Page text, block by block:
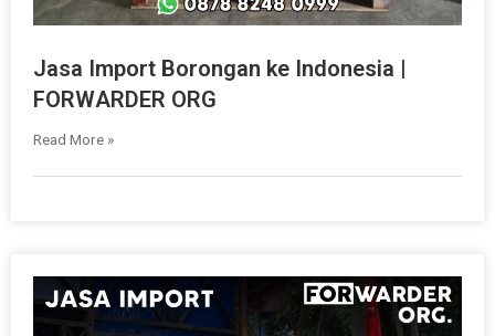
Jasa Import Borongan ke Indonesia |
FORWARDER ORG
Read More »